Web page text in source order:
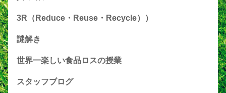
3R（Reduce・Reuse・Recycle））
謎解き
世界一楽しい食品ロスの授業
スタッフブログ